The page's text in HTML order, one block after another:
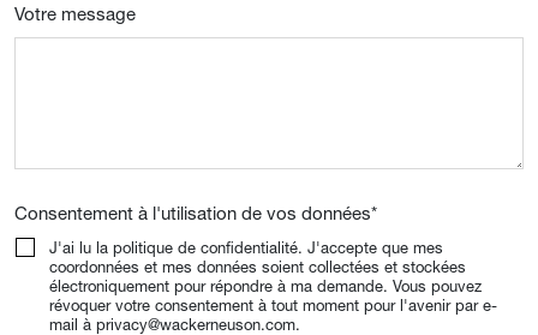
Votre message
Consentement à l'utilisation de vos données*
J'ai lu la politique de confidentialité. J'accepte que mes
coordonnées et mes données soient collectées et stockées
électroniquement pour répondre à ma demande. Vous pouvez
révoquer votre consentement à tout moment pour l'avenir par e-
mail à privacy@wackerneuson.com.